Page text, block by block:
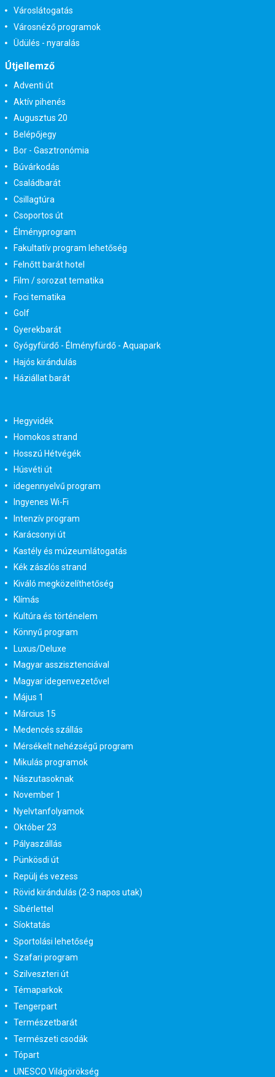
Városlátogatás
Városnéző programok
Üdülés - nyaralás
Útjellemző
Adventi út
Aktív pihenés
Augusztus 20
Belépőjegy
Bor - Gasztronómia
Búvárkodás
Családbarát
Csillagtúra
Csoportos út
Élményprogram
Fakultatív program lehetőség
Felnőtt barát hotel
Film / sorozat tematika
Foci tematika
Golf
Gyerekbarát
Gyógyfürdő - Élményfürdő - Aquapark
Hajós kirándulás
Háziállat barát
Hegyvidék
Homokos strand
Hosszú Hétvégék
Húsvéti út
idegennyelvű program
Ingyenes Wi-Fi
Intenzív program
Karácsonyi út
Kastély és múzeumlátogatás
Kék zászlós strand
Kiváló megközelíthetőség
Klímás
Kultúra és történelem
Könnyű program
Luxus/Deluxe
Magyar asszisztenciával
Magyar idegenvezetővel
Május 1
Március 15
Medencés szállás
Mérsékelt nehézségű program
Mikulás programok
Nászutasoknak
November 1
Nyelvtanfolyamok
Október 23
Pályaszállás
Pünkösdi út
Repülj és vezess
Rövid kirándulás (2-3 napos utak)
Síbérlettel
Síoktatás
Sportolási lehetőség
Szafari program
Szilveszteri út
Témaparkok
Tengerpart
Természetbarát
Természeti csodák
Tópart
UNESCO Világörökség